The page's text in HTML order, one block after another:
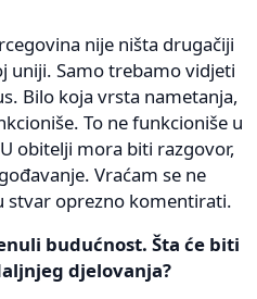
nije ništa drugačiji
uniji. Samo trebamo vidjeti
Bilo koja vrsta nametanja,
To ne funkcioniše u
obitelji mora biti razgovor,
Vraćam se ne
stvar oprezno komentirati.
budućnost. Šta će biti
djelovanja?